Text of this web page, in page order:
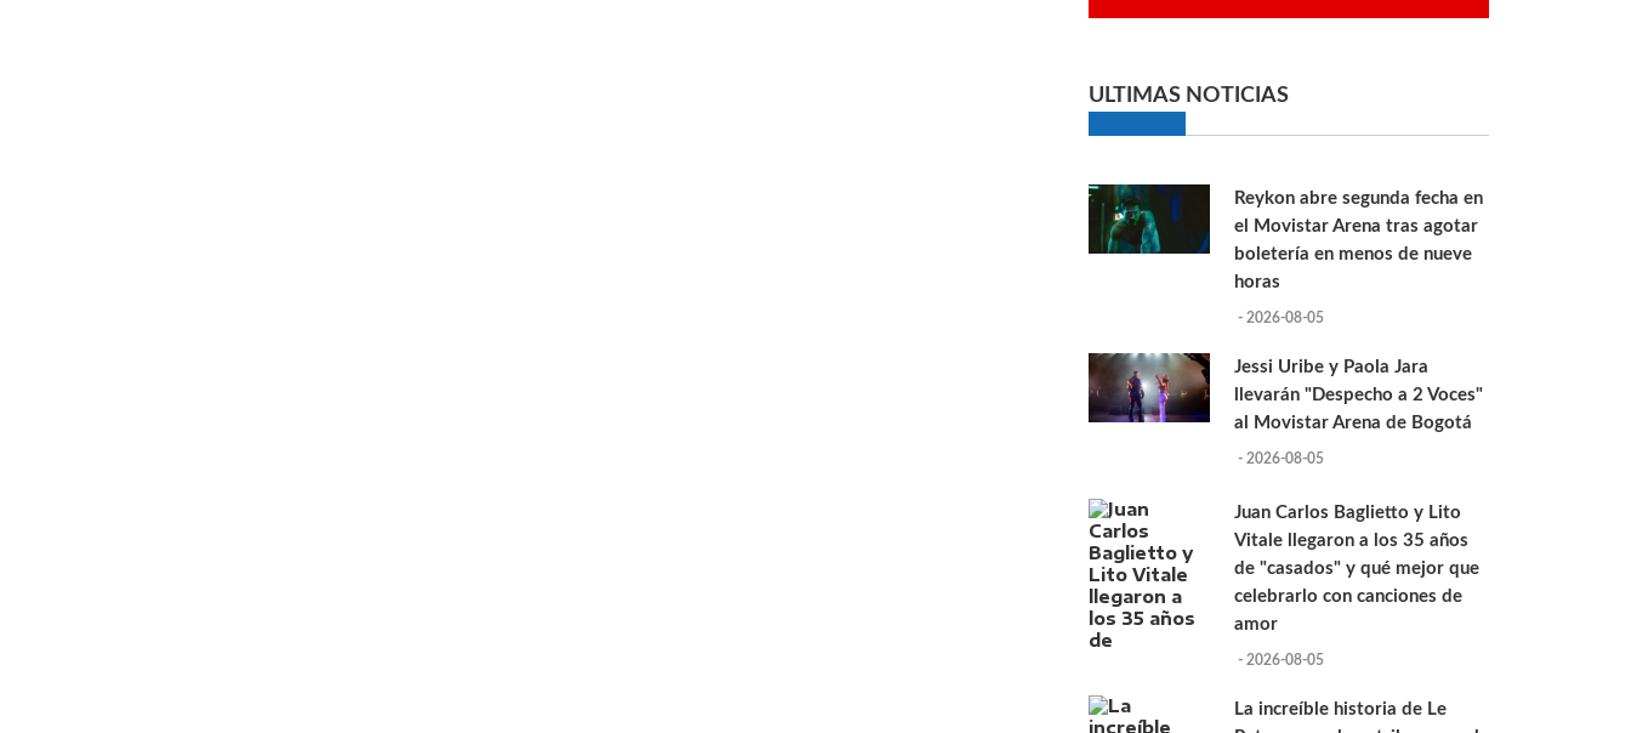
ULTIMAS NOTICIAS
Reykon abre segunda fecha en
el Movistar Arena tras agotar
boletería en menos de nueve
horas
- 2026-08-05
Jessi Uribe y Paola Jara
llevarán "Despecho a 2 Voces"
al Movistar Arena de Bogotá
- 2026-08-05
Juan Carlos Baglietto y Lito
Vitale llegaron a los 35 años
de "casados" y qué mejor que
celebrarlo con canciones de
amor
- 2026-08-05
La increíble historia de Le